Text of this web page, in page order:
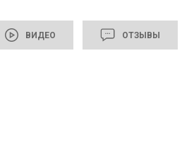
ВИДЕО ОТЗЫВЫ